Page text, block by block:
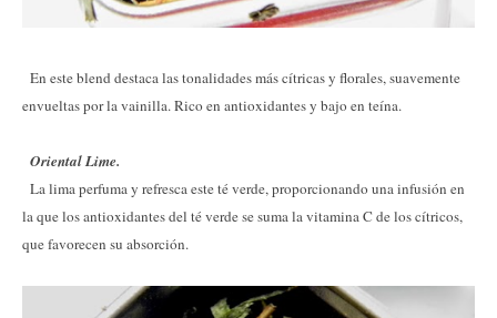
En este blend destaca las tonalidades más cítricas y florales, suavemente
envueltas por la vainilla. Rico en antioxidantes y bajo en teína.
Oriental Lime.
La lima perfuma y refresca este té verde, proporcionando una infusión en
la que los antioxidantes del té verde se suma la vitamina C de los cítricos,
que favorecen su absorción.